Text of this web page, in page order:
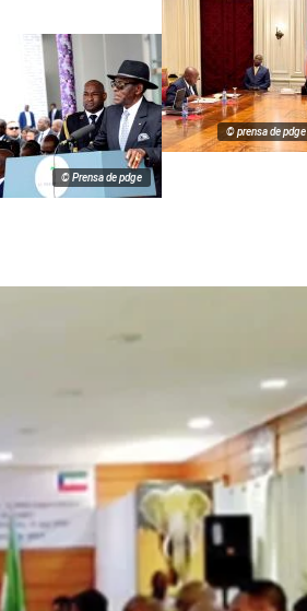
© prensa de pdge
© Prensa de pdge